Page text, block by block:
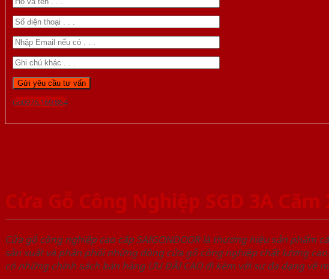
Gọi 0976.169.864
Cửa Gỗ Công Nghiệp SGD 3A Căm
Cửa gỗ công nghiệp cao cấp SAIGONDOOR là thương hiệu sản phẩm
sản xuất và phân phối những dòng cửa gỗ công nghiệp chất lượng
có những chính sách bán hàng ƯU ĐÃI CAO đi kèm với sự đa dạng về